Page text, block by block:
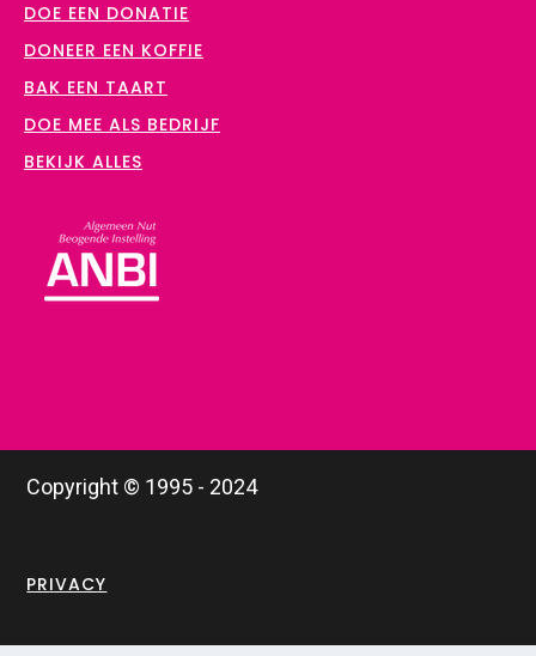
DOE EEN DONATIE
DONEER EEN KOFFIE
BAK EEN TAART
DOE MEE ALS BEDRIJF
BEKIJK ALLES
Copyright © 1995 - 2024
PRIVACY